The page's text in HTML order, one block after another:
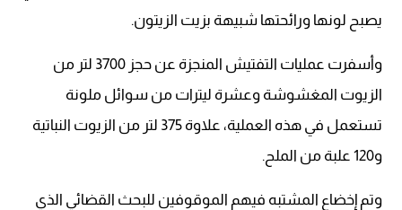
يصبح لونها ورائحتها شبيهة بزيت الزيتون.
وأسفرت عمليات التفتيش المنجزة عن حجز 3700 لتر من
الزيوت المغشوشة وعشرة ليترات من سوائل ملونة
تستعمل في هذه العملية، علاوة 375 لتر من الزيوت النباتية
و120 علبة من الملح.
وتم إخضاع المشتبه فيهم الموقوفين للبحث القضائي الذي